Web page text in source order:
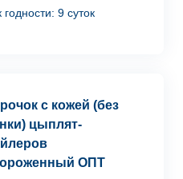
годности: 9 суток
с кожей (без
цыплят-
ОПТ